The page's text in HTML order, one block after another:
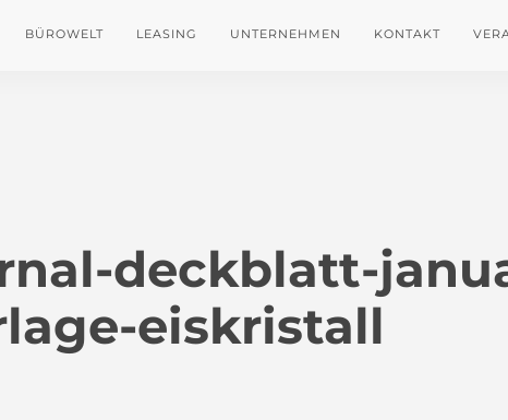
BÜROWELT LEASING UNTERNEHMEN KONTAKT
deckblatt-
eiskristall